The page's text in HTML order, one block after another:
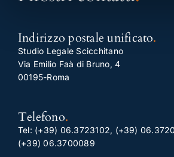
Indirizzo postale unificato.
Studio Legale Scicchitano
Via Emilio Faà di Bruno, 4
00195-Roma
Telefono.
Tel: (+39) 06.3723102, (+39)
(+39) 06.3700089